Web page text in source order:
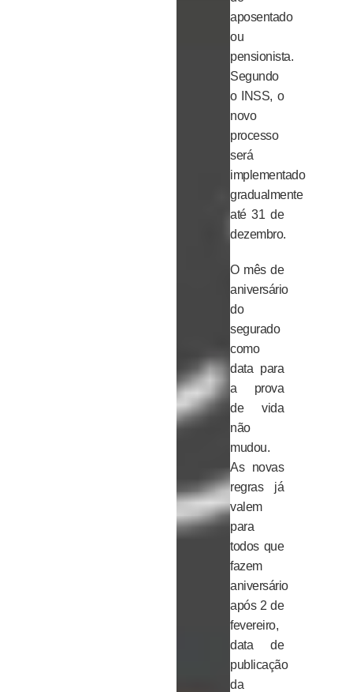
aposentado
ou
pensionista.
Segundo
o INSS, o
novo
processo
será
implementado
gradualmente
até 31 de
dezembro.
O mês de
aniversário
do
segurado
como
data para
a prova
de vida
não
mudou.
As novas
regras já
valem
para
todos que
fazem
aniversário
após 2 de
fevereiro,
data de
publicação
da